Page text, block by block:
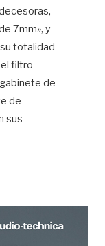
7mm», y
totalidad
filtro
de
de
sus